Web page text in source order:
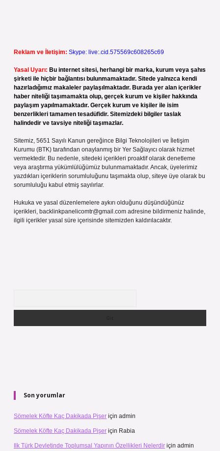
Reklam ve İletişim: Skype: live:.cid.575569c608265c69
Yasal Uyarı: Bu internet sitesi, herhangi bir marka, kurum veya şahıs
şirketi ile hiçbir bağlantısı bulunmamaktadır. Sitede yalnızca kendi
hazırladığımız makaleler paylaşılmaktadır. Burada yer alan içerikler
haber niteliği taşımamakta olup, gerçek kurum ve kişiler hakkında
paylaşım yapılmamaktadır. Gerçek kurum ve kişiler ile isim
benzerlikleri tamamen tesadüfidir. Sitemizdeki bilgiler taslak
halindedir ve tavsiye niteliği taşımazlar.
Sitemiz, 5651 Sayılı Kanun gereğince Bilgi Teknolojileri ve İletişim
Kurumu (BTK) tarafından onaylanmış bir Yer Sağlayıcı olarak hizmet
vermektedir. Bu nedenle, sitedeki içerikleri proaktif olarak denetleme
veya araştırma yükümlülüğümüz bulunmamaktadır. Ancak, üyelerimiz
yazdıkları içeriklerin sorumluluğunu taşımakta olup, siteye üye olarak bu
sorumluluğu kabul etmiş sayılırlar.
Hukuka ve yasal düzenlemelere aykırı olduğunu düşündüğünüz
içerikleri, backlinkpanelicomtr@gmail.com adresine bildirmeniz halinde,
ilgili içerikler yasal süre içerisinde sitemizden kaldırılacaktır.
Son yorumlar
Sömelek Köfte Kaç Dakikada Pişer için admin
Sömelek Köfte Kaç Dakikada Pişer için Rabia
Ilk Türk Devletinde Toplumsal Yapının Özellikleri Nelerdir için admin